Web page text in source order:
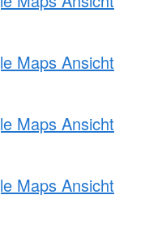
Maps Ansicht
Maps Ansicht
Maps Ansicht